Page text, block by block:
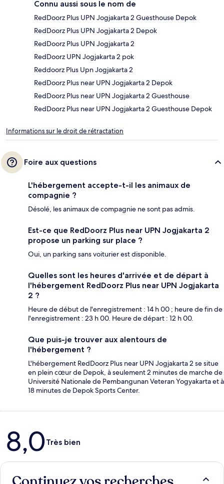
Connu aussi sous le nom de
RedDoorz Plus UPN Jogjakarta 2 Guesthouse Depok
RedDoorz Plus UPN Jogjakarta 2 Depok
RedDoorz Plus UPN Jogjakarta 2
RedDoorz UPN Jogjakarta 2 pok
Reddoorz Plus Upn Jogjakarta 2
RedDoorz Plus near UPN Jogjakarta 2 Depok
RedDoorz Plus near UPN Jogjakarta 2 Guesthouse
RedDoorz Plus near UPN Jogjakarta 2 Guesthouse Depok
Informations sur le droit de rétractation
Foire aux questions
L'hébergement accepte-t-il les animaux de
compagnie ?
Désolé, les animaux de compagnie ne sont pas admis.
Est-ce que RedDoorz Plus near UPN Jogjakarta 2
propose un parking sur place ?
Oui, un parking sans voiturier est disponible.
Quelles sont les heures d'arrivée et de départ à
l'hébergement RedDoorz Plus near UPN Jogjakarta
2 ?
Heure de début de l'enregistrement : 14 h 00 ; heure de fin de
l'enregistrement : 23 h 00. Heure de départ : 12 h 00.
Que puis-je trouver aux alentours de
l'hébergement ?
L'hébergement RedDoorz Plus near UPN Jogjakarta 2 se situe
en plein cœur de Depok, à seulement 2 minutes de marche de
Université Nationale de Pembangunan Veteran Yogyakarta et à
18 minutes de Depok Sports Center.
Avis
8,0Très bien